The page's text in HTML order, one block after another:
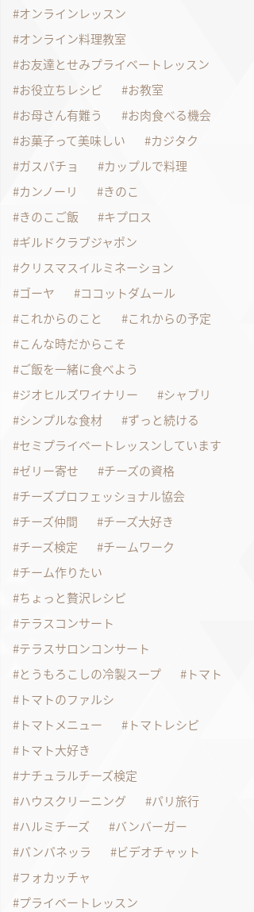
オンラインレッスン
オンライン料理教室
お友達とせみプライベートレッスン
お役立ちレシピ
お教室
お母さん有難う
お肉食べる機会
お菓子って美味しい
カジタク
ガスパチョ
カップルで料理
カンノーリ
きのこ
きのこご飯
キプロス
ギルドクラブジャポン
クリスマスイルミネーション
ゴーヤ
ココットダムール
これからのこと
これからの予定
こんな時だからこそ
ご飯を一緒に食べよう
ジオヒルズワイナリー
シャブリ
シンプルな食材
ずっと続ける
セミプライベートレッスンしています
ゼリー寄せ
チーズの資格
チーズプロフェッショナル協会
チーズ仲間
チーズ大好き
チーズ検定
チームワーク
チーム作りたい
ちょっと贅沢レシピ
テラスコンサート
テラスサロンコンサート
とうもろこしの冷製スープ
トマト
トマトのファルシ
トマトメニュー
トマトレシピ
トマト大好き
ナチュラルチーズ検定
ハウスクリーニング
パリ旅行
ハルミチーズ
バンバーガー
パンパネッラ
ビデオチャット
フォカッチャ
プライベートレッスン